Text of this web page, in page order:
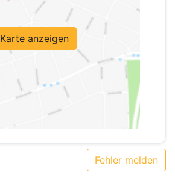
Karte anzeigen
Fehler melden